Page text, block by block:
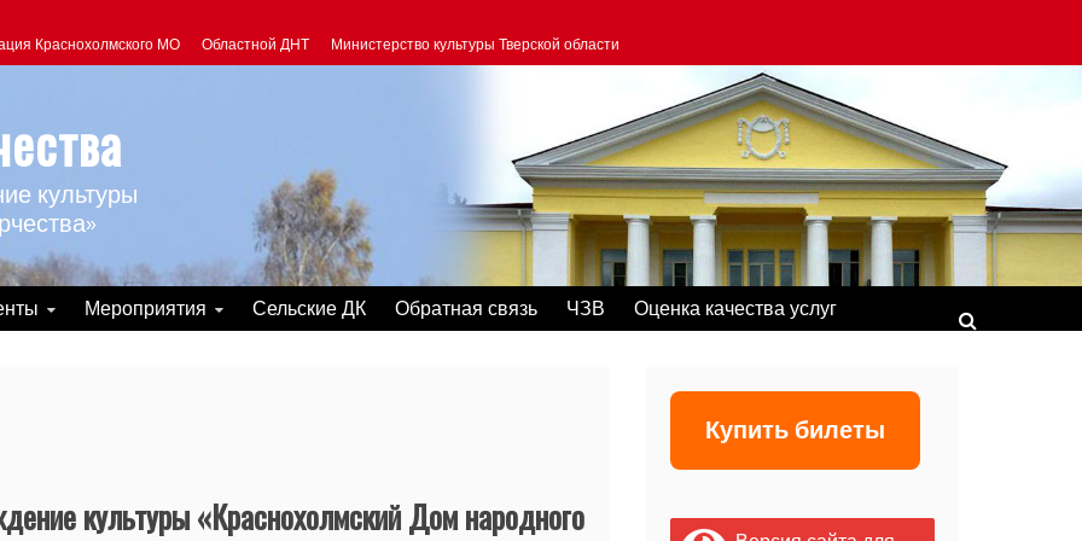
Краснохолмского МО Областной ДНТ Министерство культуры Тверской области
культуры
Мероприятия Сельские ДК Обратная связь ЧЗВ Оценка качества услуг
культуры «Краснохолмский Дом народного
Купить билеты